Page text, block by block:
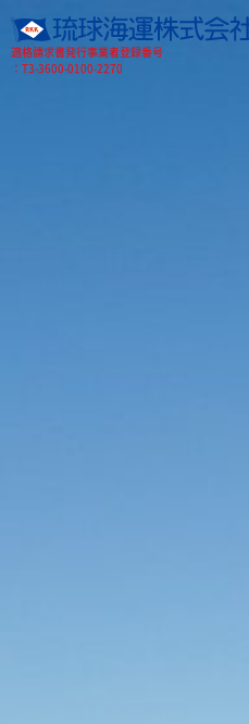
適格請求書発行事業者登録番号
：T3-3600-0100-2270